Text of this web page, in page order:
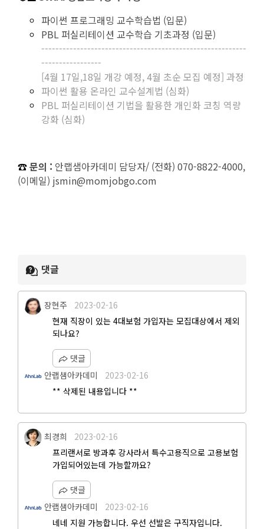
파이썬 프로그래밍 교수학습법 (입문)
PBL 퍼실리테이션 교수학습 기초과정 (입문)
----------------------------------------------------------
-----------------
[4월 17일,18일 개강 예정, 4월 초순 모집 예정] 과정
파이썬 활용 온라인 교수설계법 (심화)
PBL 퍼실리테이션 기법을 활용한 개인화 코칭 역량
강화 (심화)
☎️문의 : 안랩샘아카데미 담당자/ (전화) 070-8822-4000,
(이메일) jsmin@momjobgo.com
댓글
장현주
2023-02-16
현재 직장이 있는 4대보험 가입자는 모집대상에서 제외
되나요?
댓글
안랩샘아카데미
2023-02-16
** 삭제된 내용입니다 **
최경희
2023-02-16
프리랜서로 방과후 강사라서 특수고용직으로 고용보험
가입되어있는데 가능할까요?
댓글
안랩샘아카데미
2023-02-16
네네 지원 가능합니다. 우선 선발은 구직자입니다.